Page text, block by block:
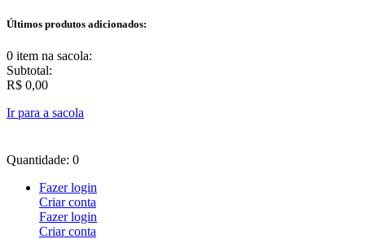
Últimos produtos adicionados:
0 item na sacola:
Subtotal:
R$ 0,00
Ir para a sacola
Quantidade: 0
Fazer login
Criar conta
Fazer login
Criar conta